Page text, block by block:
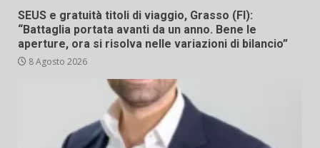
SEUS e gratuità titoli di viaggio, Grasso (FI):
“Battaglia portata avanti da un anno. Bene le
aperture, ora si risolva nelle variazioni di bilancio”
8 Agosto 2026